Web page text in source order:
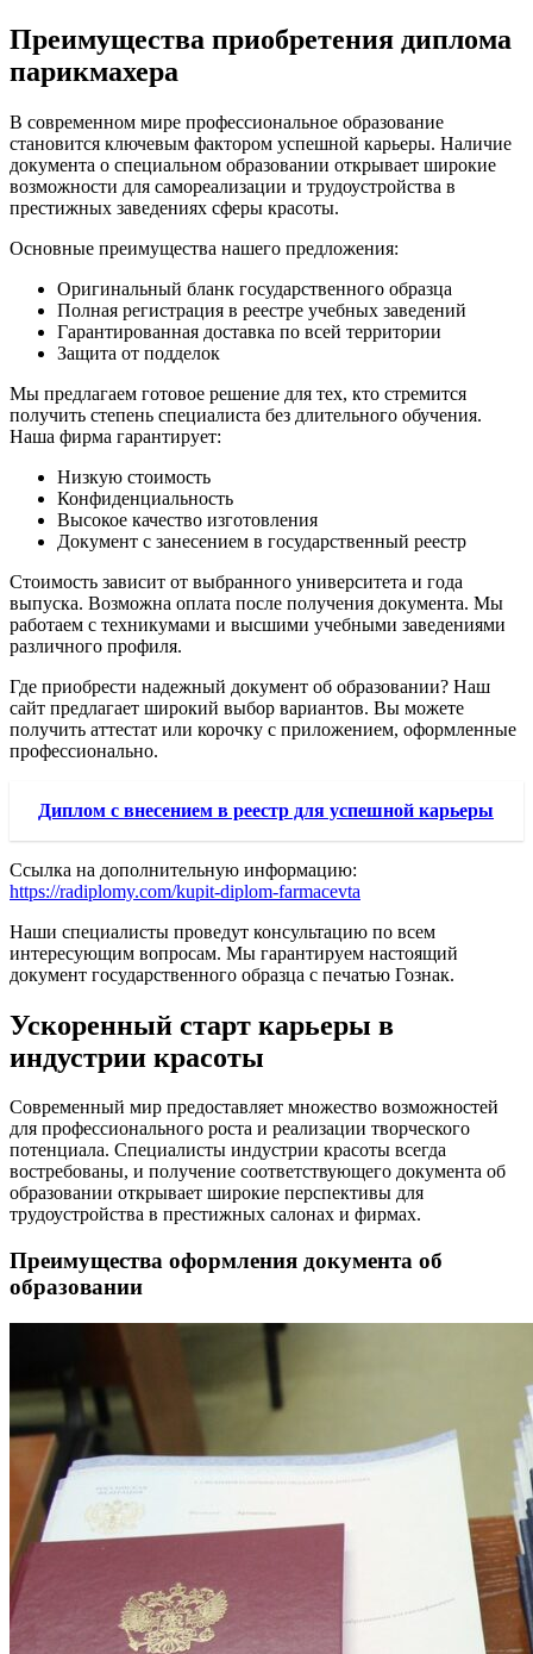
Преимущества приобретения диплома
парикмахера
В современном мире профессиональное образование
становится ключевым фактором успешной карьеры. Наличие
документа о специальном образовании открывает широкие
возможности для самореализации и трудоустройства в
престижных заведениях сферы красоты.
Основные преимущества нашего предложения:
Оригинальный бланк государственного образца
Полная регистрация в реестре учебных заведений
Гарантированная доставка по всей территории
Защита от подделок
Мы предлагаем готовое решение для тех, кто стремится
получить степень специалиста без длительного обучения.
Наша фирма гарантирует:
Низкую стоимость
Конфиденциальность
Высокое качество изготовления
Документ с занесением в государственный реестр
Стоимость зависит от выбранного университета и года
выпуска. Возможна оплата после получения документа. Мы
работаем с техникумами и высшими учебными заведениями
различного профиля.
Где приобрести надежный документ об образовании? Наш
сайт предлагает широкий выбор вариантов. Вы можете
получить аттестат или корочку с приложением, оформленные
профессионально.
Диплом с внесением в реестр для успешной карьеры
Ссылка на дополнительную информацию:
https://radiplomy.com/kupit-diplom-farmacevta
Наши специалисты проведут консультацию по всем
интересующим вопросам. Мы гарантируем настоящий
документ государственного образца с печатью Гознак.
Ускоренный старт карьеры в
индустрии красоты
Современный мир предоставляет множество возможностей
для профессионального роста и реализации творческого
потенциала. Специалисты индустрии красоты всегда
востребованы, и получение соответствующего документа об
образовании открывает широкие перспективы для
трудоустройства в престижных салонах и фирмах.
Преимущества оформления документа об
образовании